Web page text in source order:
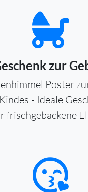
zur
Poster
- Ideale
frischgebackene